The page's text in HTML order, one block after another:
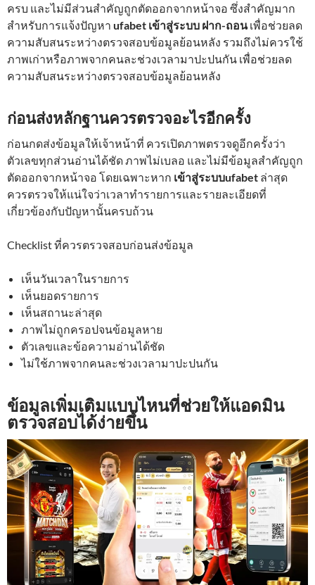
ครบ และไม่มีส่วนสำคัญถูกตัดออกจากหน้าจอ ซึ่งสำคัญมาก
สำหรับการแจ้งปัญหา ufabet เข้าสู่ระบบ ฝาก-ถอน เพื่อช่วยลด
ความสับสนระหว่างตรวจสอบข้อมูลย้อนหลัง รวมถึงไม่ควรใช้
ภาพเก่าหรือภาพจากคนละช่วงเวลามาปะปนกัน เพื่อช่วยลด
ความสับสนระหว่างตรวจสอบข้อมูลย้อนหลัง
ก่อนส่งหลักฐานควรตรวจอะไรอีกครั้ง
ก่อนกดส่งข้อมูลให้เจ้าหน้าที่ ควรเปิดภาพตรวจดูอีกครั้งว่า
ตัวเลขทุกส่วนอ่านได้ชัด ภาพไม่เบลอ และไม่มีข้อมูลสำคัญถูก
ตัดออกจากหน้าจอ โดยเฉพาะหาก เข้าสู่ระบบufabet ล่าสุด
ควรตรวจให้แน่ใจว่าเวลาทำรายการและรายละเอียดที่
เกี่ยวข้องกับปัญหานั้นครบถ้วน
Checklist ที่ควรตรวจสอบก่อนส่งข้อมูล
เห็นวันเวลาในรายการ
เห็นยอดรายการ
เห็นสถานะล่าสุด
ภาพไม่ถูกครอปจนข้อมูลหาย
ตัวเลขและข้อความอ่านได้ชัด
ไม่ใช้ภาพจากคนละช่วงเวลามาปะปนกัน
ข้อมูลเพิ่มเติมแบบไหนที่ช่วยให้แอดมิน
ตรวจสอบได้ง่ายขึ้น